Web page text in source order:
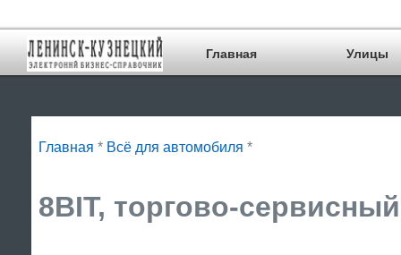
Главная Улицы
Главная * Всё для автомобиля *
8BIT, торгово-